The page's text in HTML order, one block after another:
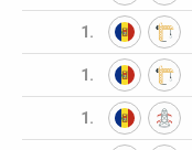
1.
1.
1.